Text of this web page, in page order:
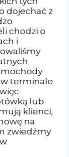
dojechać z
chodzi o
i
terminale
lub
klienci,
na
zwiedźmy